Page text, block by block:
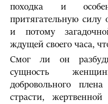
походка и
притягательную
и потому
ждущей своего часа,
Смог ли он
сущность
добровольного
страсти,